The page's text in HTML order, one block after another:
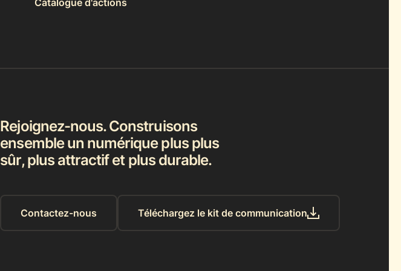
Rejoignez-nous. Construisons
ensemble un numérique plus plus
sûr, plus attractif et plus durable.
Contactez-nous Téléchargez le kit de communication